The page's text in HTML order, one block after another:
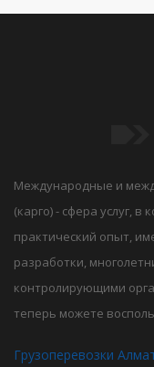
Международные и
(карго) - сфера услуг,
практический опыт,
разработки,
контролирующими
теперь можете
Грузоперевозки